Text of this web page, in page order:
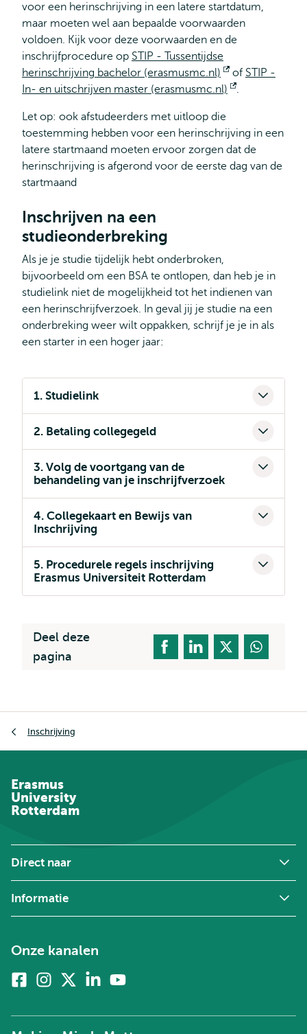
voor een herinschrijving in een latere startdatum,
maar moeten wel aan bepaalde voorwaarden
voldoen. Kijk voor deze voorwaarden en de
inschrijfprocedure op STIP - Tussentijdse
herinschrijving bachelor (erasmusmc.nl)
Opent
extern
of STIP -
In- en uitschrijven master (erasmusmc.nl)
Opent
.
Let op: ook afstudeerders met uitloop die
toestemming hebben voor een herinschrijving in een
latere startmaand moeten ervoor zorgen dat de
herinschrijving is afgerond voor de eerste dag van de
startmaand
Inschrijven na een
studieonderbreking
Als je je studie tijdelijk hebt onderbroken,
bijvoorbeeld om een BSA te ontlopen, dan heb je in
studielink niet de mogelijkheid tot het indienen van
een herinschrijfverzoek. In geval jij je studie na een
onderbreking weer wilt oppakken, schrijf je je in als
een starter in een hoger jaar:
1. Studielink
2. Betaling collegegeld
3. Volg de voortgang van de
behandeling van je inschrijfverzoek
4. Collegekaart en Bewijs van
Inschrijving
5. Procedurele regels inschrijving
Erasmus Universiteit Rotterdam
Deel deze
pagina
Inschrijving
Erasmus
University
Rotterdam
Direct naar
Informatie
Onze kanalen
FacebookInstagram
twitter)
Linkedin